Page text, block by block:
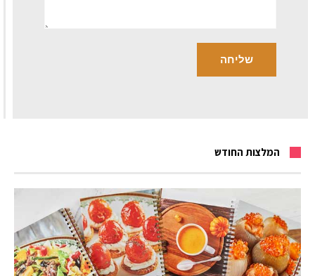
המלצות החודש